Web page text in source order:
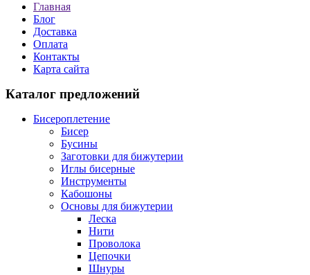
Главная
Блог
Доставка
Оплата
Контакты
Карта сайта
Каталог предложений
Бисероплетение
Бисер
Бусины
Заготовки для бижутерии
Иглы бисерные
Инструменты
Кабошоны
Основы для бижутерии
Леска
Нити
Проволока
Цепочки
Шнуры